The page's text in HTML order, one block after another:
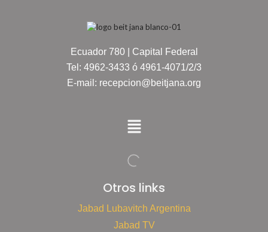
Ecuador 780 | Capital Federal
Tel: 4962-3433 ó 4961-4071/2/3
E-mail: recepcion@beitjana.org
Otros links
Jabad Lubavitch Argentina
Jabad TV